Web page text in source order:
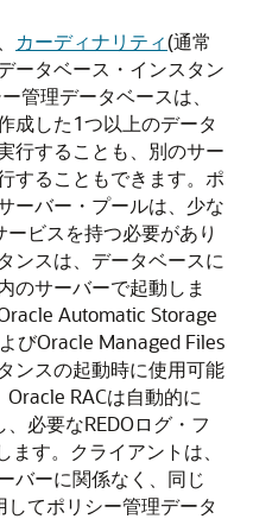
カーディナリティ(通常
ータベース・インスタン
管理データベースは、
成した1つ以上のデータ
行することも、別のサー
することもできます。ポ
ーバー・プールは、少な
ビスを持つ必要があり
ンスは、データベースに
のサーバーで起動しま
Automatic Storage
びOracle Managed Files
ンスの起動時に使用可能
RACは自動的に
必要なREDOログ・フ
す。クライアントは、
バーに関係なく、同じ
てポリシー管理データ